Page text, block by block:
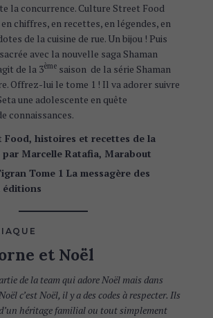
la concurrence. Culture Street Food
chiffres, en recettes, en légendes, en
de la cuisine de rue. Un bijou ! Puis
avec la nouvelle saga Shaman
de la 3ème saison de la série Shaman
Offrez-lui le tome 1 ! Il va adorer suivre
une adolescente en quête
connaissances.
Food, histoires et recettes de la
par Marcelle Ratafia, Marabout
Tome 1 La messagère des
éditions
et Noël
de la team qui adore Noël mais dans
c’est Noël, il y a des codes à respecter. Ils
héritage familial ou tout simplement